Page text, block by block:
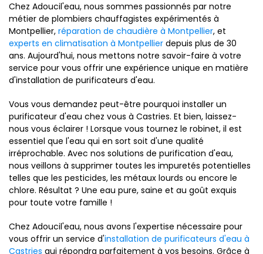
Chez Adoucil'eau, nous sommes passionnés par notre
métier de plombiers chauffagistes expérimentés à
Montpellier, réparation de chaudière à Montpellier, et
experts en climatisation à Montpellier depuis plus de 30
ans. Aujourd'hui, nous mettons notre savoir-faire à votre
service pour vous offrir une expérience unique en matière
d'installation de purificateurs d'eau.
Vous vous demandez peut-être pourquoi installer un
purificateur d'eau chez vous à Castries. Et bien, laissez-
nous vous éclairer ! Lorsque vous tournez le robinet, il est
essentiel que l'eau qui en sort soit d'une qualité
irréprochable. Avec nos solutions de purification d'eau,
nous veillons à supprimer toutes les impuretés potentielles
telles que les pesticides, les métaux lourds ou encore le
chlore. Résultat ? Une eau pure, saine et au goût exquis
pour toute votre famille !
Chez Adoucil'eau, nous avons l'expertise nécessaire pour
vous offrir un service d'installation de purificateurs d'eau à
Castries qui répondra parfaitement à vos besoins. Grâce à